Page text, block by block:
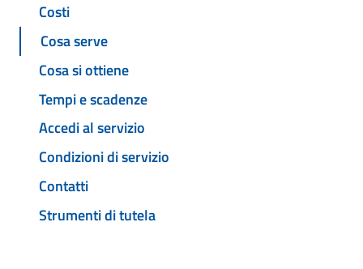
Costi
Cosa serve
Cosa si ottiene
Tempi e scadenze
Accedi al servizio
Condizioni di servizio
Contatti
Strumenti di tutela